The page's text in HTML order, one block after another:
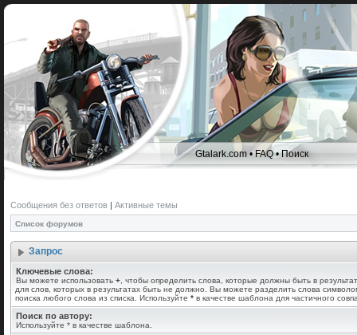
Gtalark.com •FAQ•Поиск
Сообщения без ответов | Активные темы
Список форумов
Запрос
Ключевые слова:
Вы можете использовать + , чтобы определить слова, которые должны быть в
для слов, которых в результатах быть не должно. Вы можете разделить слова
поиска любого слова из списка. Используйте * в качестве шаблона для частичного
Поиск по автору:
Используйте * в качестве шаблона.